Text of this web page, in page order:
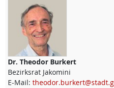
Dr. Theodor Burkert
Bezirksrat Jakomini
E-Mail: